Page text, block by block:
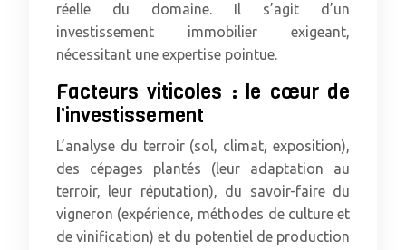
réelle du domaine. Il s’agit d’un
investissement immobilier exigeant,
nécessitant une expertise pointue.
Facteurs viticoles : le cœur de
l’investissement
L’analyse du terroir (sol, climat, exposition),
des cépages plantés (leur adaptation au
terroir, leur réputation), du savoir-faire du
vigneron (expérience, méthodes de culture et
de vinification) et du potentiel de production